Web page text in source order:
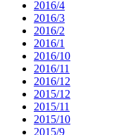
2016/4
2016/3
2016/2
2016/1
2016/10
2016/11
2016/12
2015/12
2015/11
2015/10
2015/9